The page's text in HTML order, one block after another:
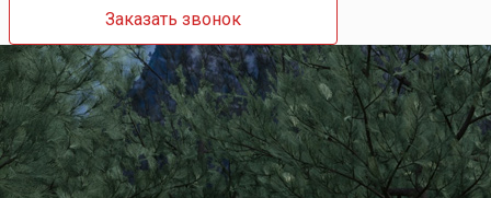
Заказать звонок